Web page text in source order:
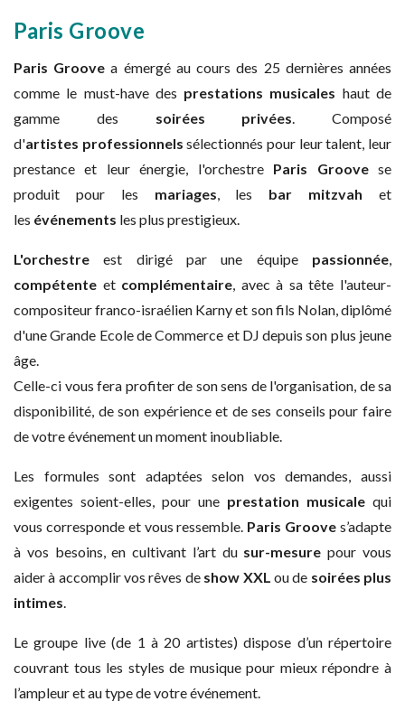
Paris Groove
Paris Groove a émergé au cours des 25 dernières années
comme le must-have des prestations musicales haut de
gamme des soirées privées . Composé
d'artistes professionnels sélectionnés pour leur talent, leur
prestance et leur énergie, l'orchestre Paris Groovese
produit pour les mariages , les bar mitzvah et
les événements les plus prestigieux.
L'orchestre est dirigé par une équipe passionnée
compétente et complémentaire , avec à sa tête l'auteur-
compositeur franco-israélien Karny et son fils Nolan, diplômé
d'une Grande Ecole de Commerce et DJ depuis son plus jeune
âge.
Celle-ci vous fera profiter de son sens de l'organisation, de sa
disponibilité, de son expérience et de ses conseils pour faire
de votre événement un moment inoubliable.
Les formules sont adaptées selon vos demandes, aussi
exigentes soient-elles, pour une prestation musicale qui
vous corresponde et vous ressemble. Paris Groove s’adapte
à vos besoins, en cultivant l’art du sur-mesurepour vous
aider à accomplir vos rêves de show XXL ou de soirées plus
intimes
Le groupe live (de 1 à 20 artistes) dispose d’un répertoire
couvrant tous les styles de musique pour mieux répondre à
l’ampleur et au type de votre événement.